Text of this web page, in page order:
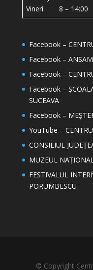
Vineri 8 – 14:00
Facebook –
Facebook –
Facebook –
Facebook –
SUCEAVA
Facebook –
YouTube –
CONSILIUL
MUZEUL
FESTIVALUL
PORUMBESCU
© Copyright